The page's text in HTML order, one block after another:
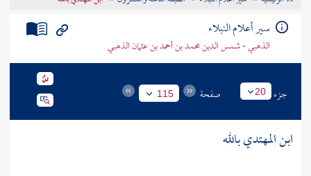
سير أعلام النبلاء
الذهبي - شمس الدين محمد بن أحمد بن عثمان الذهبي
جزء 20 صفحة 115
ابن المهتدي بالله